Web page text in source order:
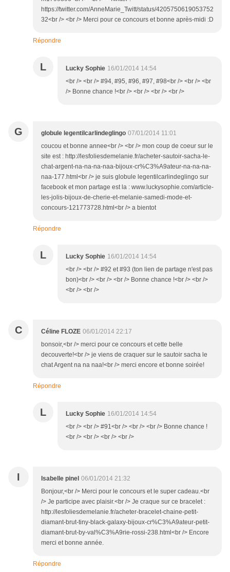
https://twitter.com/AnneMarie_Twitt/status/4205750619053752
32<br /> <br /> Merci pour ce concours et bonne après-midi :D
Répondre
L Lucky Sophie 16/01/2014 14:54
<br /> <br /> #94, #95, #96, #97, #98<br /> <br /> <br
/> Bonne chance !<br /> <br /> <br /> <br />
G globule legentilcarlindeglingo 07/01/2014 11:01
coucou et bonne annee<br /> <br /> mon coup de coeur sur le
site est : http://lesfoliesdemelanie.fr/acheter-sautoir-sacha-le-
chat-argent-na-na-na-naa-bijoux-cr%C3%A9ateur-na-na-na-
naa-177.html<br /> je suis globule legentilcarlindeglingo sur
facebook et mon partage est la : www.luckysophie.com/article-
les-jolis-bijoux-de-cherie-et-melanie-samedi-mode-et-
concours-121773728.html<br /> a bientot
Répondre
L Lucky Sophie 16/01/2014 14:54
<br /> <br /> #92 et #93 (ton lien de partage n'est pas
bon)<br /> <br /> <br /> Bonne chance !<br /> <br />
<br /> <br />
C Céline FLOZE 06/01/2014 22:17
bonsoir,<br /> merci pour ce concours et cette belle
decouverte!<br /> je viens de craquer sur le sautoir sacha le
chat Argent na na naa!<br /> merci encore et bonne soirée!
Répondre
L Lucky Sophie 16/01/2014 14:54
<br /> <br /> #91<br /> <br /> <br /> Bonne chance !
<br /> <br /> <br /> <br />
I Isabelle pinel 06/01/2014 21:32
Bonjour,<br /> Merci pour le concours et le super cadeau.<br
/> Je participe avec plaisir.<br /> Je craque sur ce bracelet :
http://lesfoliesdemelanie.fr/acheter-bracelet-chaine-petit-
diamant-brut-tiny-black-galaxy-bijoux-cr%C3%A9ateur-petit-
diamant-brut-by-val%C3%A9rie-rossi-238.html<br /> Encore
merci et bonne année.
Répondre